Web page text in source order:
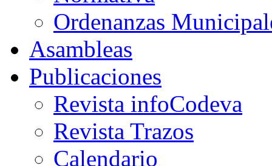
Ordenanzas
Asambleas
Publicaciones
Revista infoCodeva
Revista Trazos
Calendario